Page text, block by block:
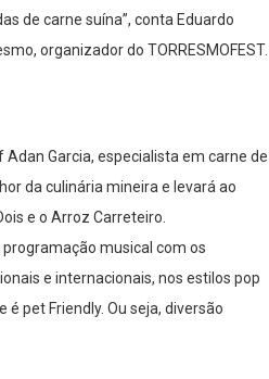
de carne suína”, conta Eduardo
organizador do TORRESMOFEST.
Adan Garcia, especialista em carne de
da culinária mineira e levará ao
e o Arroz Carreteiro.
musical com os
e internacionais, nos estilos pop
pet Friendly. Ou seja, diversão